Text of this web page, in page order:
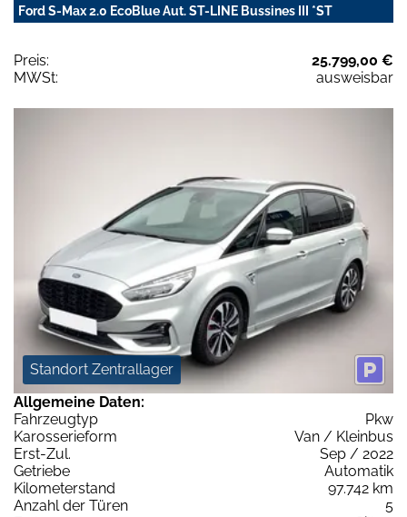
Ford S-Max 2.0 EcoBlue Aut. ST-LINE Bussines III *ST
Preis:
25.799,00 €
MWSt:
ausweisbar
Standort Zentrallager
Allgemeine Daten:
Fahrzeugtyp
Pkw
Karosserieform
Van / Kleinbus
Erst-Zul.
Sep / 2022
Getriebe
Automatik
Kilometerstand
97.742 km
Anzahl der Türen
5